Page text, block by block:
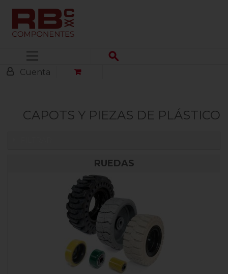
Cuenta
CAPOTS Y PIEZAS DE PLÁSTICO
RUEDAS